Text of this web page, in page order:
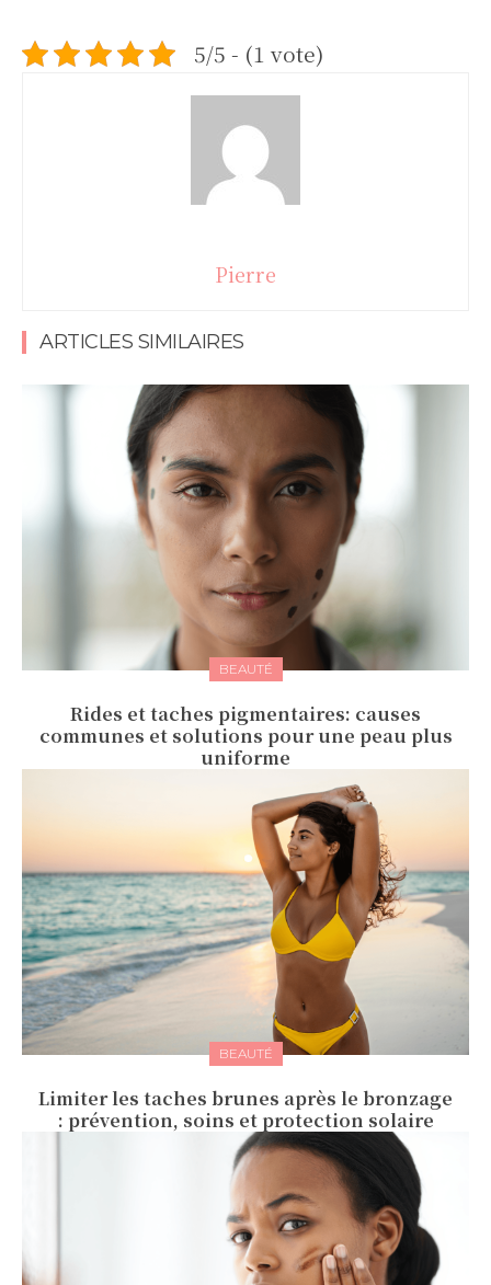
5/5 - (1 vote)
Pierre
ARTICLES SIMILAIRES
BEAUTÉ
Rides et taches pigmentaires: causes
communes et solutions pour une peau plus
uniforme
BEAUTÉ
Limiter les taches brunes après le bronzage
: prévention, soins et protection solaire